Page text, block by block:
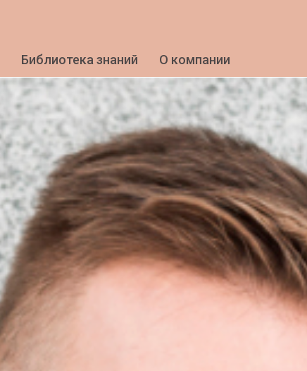
Библиотека знаний О компании